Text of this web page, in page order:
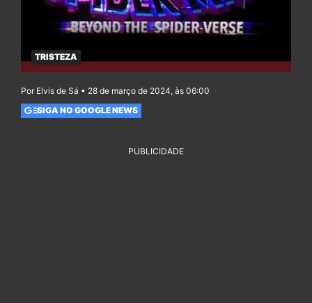
TRISTEZA
Por Elvis de Sá • 28 de março de 2024, às 06:00
SIGA NO GOOGLE NEWS
PUBLICIDADE